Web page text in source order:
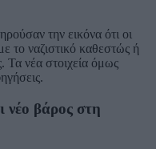
την εικόνα ότι οι
το ναζιστικό καθεστώς ή
Τα νέα στοιχεία όμως
νέο βάρος στη